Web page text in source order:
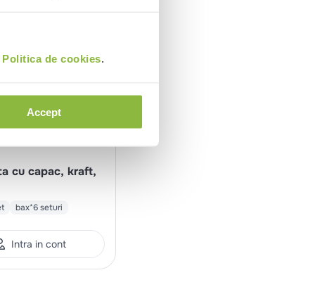
Politica de cookies.
Accept
cu capac, kraft,
bax*6 seturi
Intra in cont